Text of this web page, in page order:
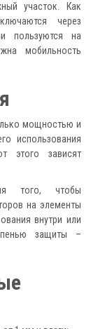
участок. Как
через
пользуются на
мобильность
мощностью и
использования
этого зависят
того, чтобы
на элементы
внутри или
защиты –